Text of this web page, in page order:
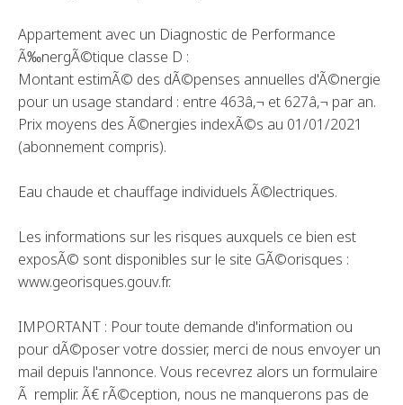
Appartement avec un Diagnostic de Performance
Ã‰nergÃ©tique classe D :
Montant estimÃ© des dÃ©penses annuelles d'Ã©nergie
pour un usage standard : entre 463â‚¬ et 627â‚¬ par an.
Prix moyens des Ã©nergies indexÃ©s au 01/01/2021
(abonnement compris).
Eau chaude et chauffage individuels Ã©lectriques.
Les informations sur les risques auxquels ce bien est
exposÃ© sont disponibles sur le site GÃ©orisques :
www.georisques.gouv.fr.
IMPORTANT : Pour toute demande d'information ou
pour dÃ©poser votre dossier, merci de nous envoyer un
mail depuis l'annonce. Vous recevrez alors un formulaire
Ã remplir. Ã€ rÃ©ception, nous ne manquerons pas de